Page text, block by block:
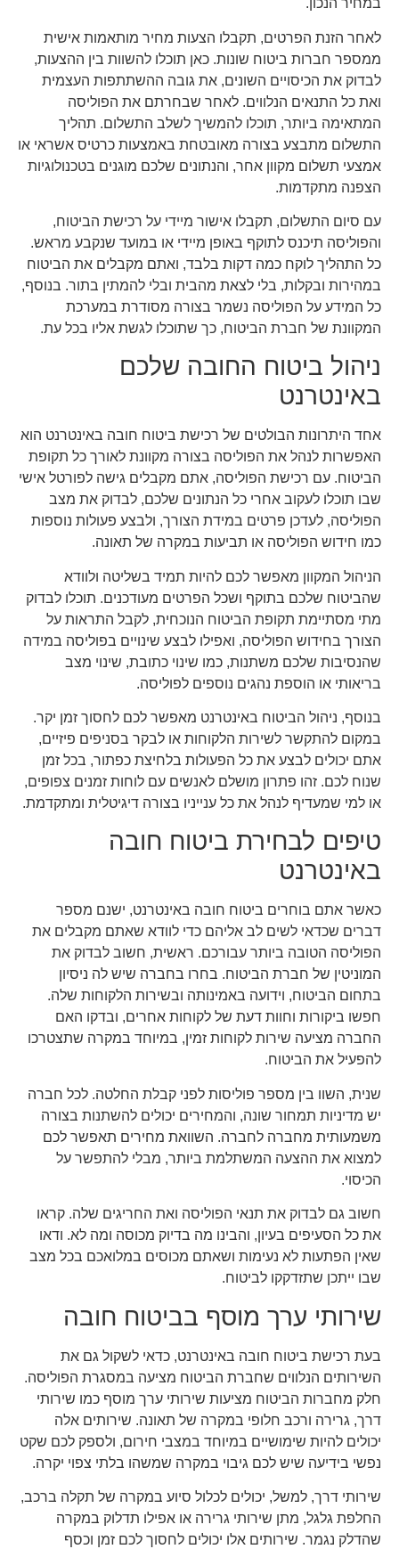
במחיר הנכון.
לאחר הזנת הפרטים, תקבלו הצעות מחיר מותאמות אישית
ממספר חברות ביטוח שונות. כאן תוכלו להשוות בין ההצעות,
לבדוק את הכיסויים השונים, את גובה ההשתתפות העצמית
ואת כל התנאים הנלווים. לאחר שבחרתם את הפוליסה
המתאימה ביותר, תוכלו להמשיך לשלב התשלום. תהליך
התשלום מתבצע בצורה מאובטחת באמצעות כרטיס אשראי או
אמצעי תשלום מקוון אחר, והנתונים שלכם מוגנים בטכנולוגיות
הצפנה מתקדמות.
עם סיום התשלום, תקבלו אישור מיידי על רכישת הביטוח,
והפוליסה תיכנס לתוקף באופן מיידי או במועד שנקבע מראש.
כל התהליך לוקח כמה דקות בלבד, ואתם מקבלים את הביטוח
במהירות ובקלות, בלי לצאת מהבית ובלי להמתין בתור. בנוסף,
כל המידע על הפוליסה נשמר בצורה מסודרת במערכת
המקוונת של חברת הביטוח, כך שתוכלו לגשת אליו בכל עת.
ניהול ביטוח החובה שלכם
באינטרנט
אחד היתרונות הבולטים של רכישת ביטוח חובה באינטרנט הוא
האפשרות לנהל את הפוליסה בצורה מקוונת לאורך כל תקופת
הביטוח. עם רכישת הפוליסה, אתם מקבלים גישה לפורטל אישי
שבו תוכלו לעקוב אחרי כל הנתונים שלכם, לבדוק את מצב
הפוליסה, לעדכן פרטים במידת הצורך, ולבצע פעולות נוספות
כמו חידוש הפוליסה או תביעות במקרה של תאונה.
הניהול המקוון מאפשר לכם להיות תמיד בשליטה ולוודא
שהביטוח שלכם בתוקף ושכל הפרטים מעודכנים. תוכלו לבדוק
מתי מסתיימת תקופת הביטוח הנוכחית, לקבל התראות על
הצורך בחידוש הפוליסה, ואפילו לבצע שינויים בפוליסה במידה
שהנסיבות שלכם משתנות, כמו שינוי כתובת, שינוי מצב
בריאותי או הוספת נהגים נוספים לפוליסה.
בנוסף, ניהול הביטוח באינטרנט מאפשר לכם לחסוך זמן יקר.
במקום להתקשר לשירות הלקוחות או לבקר בסניפים פיזיים,
אתם יכולים לבצע את כל הפעולות בלחיצת כפתור, בכל זמן
שנוח לכם. זהו פתרון מושלם לאנשים עם לוחות זמנים צפופים,
או למי שמעדיף לנהל את כל ענייניו בצורה דיגיטלית ומתקדמת.
טיפים לבחירת ביטוח חובה
באינטרנט
כאשר אתם בוחרים ביטוח חובה באינטרנט, ישנם מספר
דברים שכדאי לשים לב אליהם כדי לוודא שאתם מקבלים את
הפוליסה הטובה ביותר עבורכם. ראשית, חשוב לבדוק את
המוניטין של חברת הביטוח. בחרו בחברה שיש לה ניסיון
בתחום הביטוח, וידועה באמינותה ובשירות הלקוחות שלה.
חפשו ביקורות וחוות דעת של לקוחות אחרים, ובדקו האם
החברה מציעה שירות לקוחות זמין, במיוחד במקרה שתצטרכו
להפעיל את הביטוח.
שנית, השוו בין מספר פוליסות לפני קבלת החלטה. לכל חברה
יש מדיניות תמחור שונה, והמחירים יכולים להשתנות בצורה
משמעותית מחברה לחברה. השוואת מחירים תאפשר לכם
למצוא את ההצעה המשתלמת ביותר, מבלי להתפשר על
הכיסוי.
חשוב גם לבדוק את תנאי הפוליסה ואת החריגים שלה. קראו
את כל הסעיפים בעיון, והבינו מה בדיוק מכוסה ומה לא. ודאו
שאין הפתעות לא נעימות ושאתם מכוסים במלואכם בכל מצב
שבו ייתכן שתזדקקו לביטוח.
שירותי ערך מוסף בביטוח חובה
בעת רכישת ביטוח חובה באינטרנט, כדאי לשקול גם את
השירותים הנלווים שחברת הביטוח מציעה במסגרת הפוליסה.
חלק מחברות הביטוח מציעות שירותי ערך מוסף כמו שירותי
דרך, גרירה ורכב חלופי במקרה של תאונה. שירותים אלה
יכולים להיות שימושיים במיוחד במצבי חירום, ולספק לכם שקט
נפשי בידיעה שיש לכם גיבוי במקרה שמשהו בלתי צפוי יקרה.
שירותי דרך, למשל, יכולים לכלול סיוע במקרה של תקלה ברכב,
החלפת גלגל, מתן שירותי גרירה או אפילו תדלוק במקרה
שהדלק נגמר. שירותים אלו יכולים לחסוך לכם זמן וכסף